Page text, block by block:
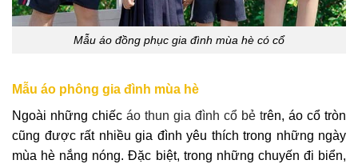
Mẫu áo đồng phục gia đình mùa hè có cổ
Mẫu áo phông gia đình mùa hè
Ngoài những chiếc áo thun gia đình cổ bẻ trên, áo cổ tròn
cũng được rất nhiều gia đình yêu thích trong những ngày
mùa hè nắng nóng. Đặc biệt, trong những chuyến đi biển,